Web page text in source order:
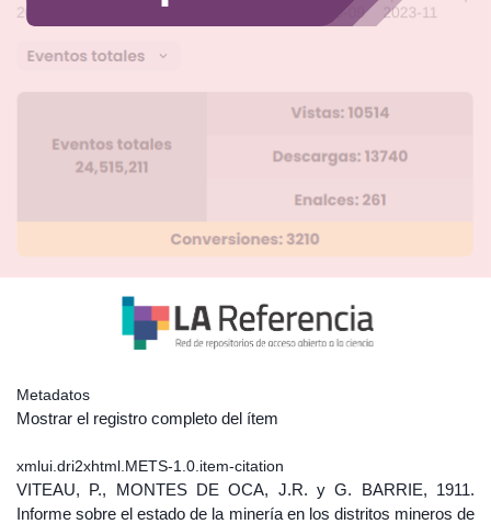
Metadatos
Mostrar el registro completo del ítem
xmlui.dri2xhtml.METS-1.0.item-citation
VITEAU, P., MONTES DE OCA, J.R. y G. BARRIE, 1911.
Informe sobre el estado de la minería en los distritos mineros de